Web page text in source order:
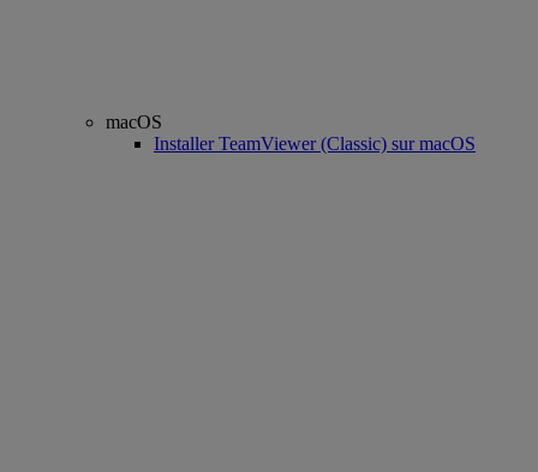
macOS
Installer TeamViewer (Classic) sur macOS